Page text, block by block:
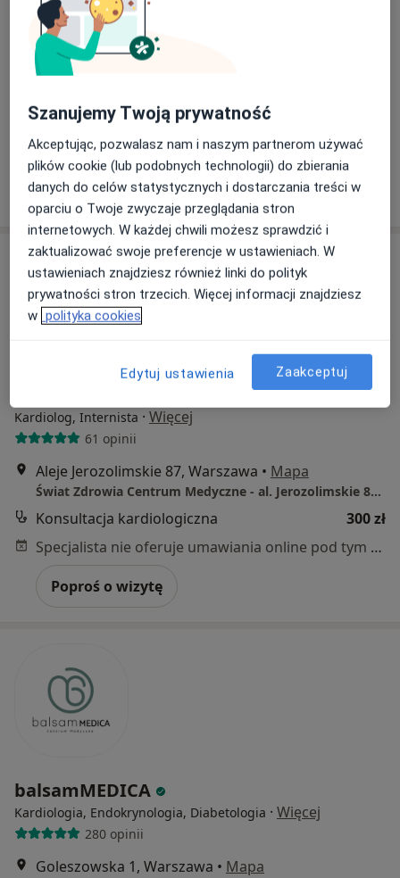
Adres 1 Adres 2
Kolejowa 45A/u25, Warszawa
Konsultacja kardiologiczna (pierwsza wizyta)
Poproś o wizytę
Kardiolog, Internista · Więcej
61 opinii
Aleje Jerozolimskie 87, Warszawa • Mapa
Świat Zdrowia Centrum Medyczne - al. Jerozolimskie 87, Warszawa
Konsultacja kardiologiczna
300 zł
Specjalista nie oferuje umawiania online pod tym adresem.
Poproś o wizytę
balsamMEDICA
Kardiologia, Endokrynologia, Diabetologia · Więcej
280 opinii
Goleszowska 1, Warszawa • Mapa
Szanujemy Twoją prywatność
Akceptując, pozwalasz nam i naszym partnerom używać
plików cookie (lub podobnych technologii) do zbierania
danych do celów statystycznych i dostarczania treści w
oparciu o Twoje zwyczaje przeglądania stron
internetowych. W każdej chwili możesz sprawdzić i
zaktualizować swoje preferencje w ustawieniach. W
ustawieniach znajdziesz również linki do polityk
prywatności stron trzecich. Więcej informacji znajdziesz
w polityka cookies
Edytuj ustawienia Zaakceptuj